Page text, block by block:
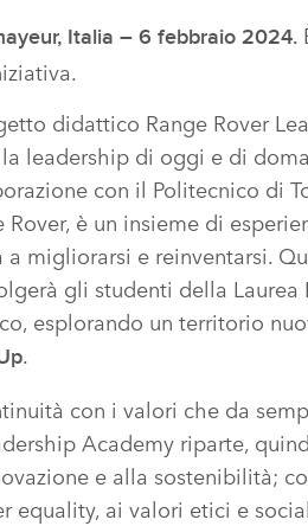
Italia – 6 febbraio 2024.
didattico Range Rover
leadership di oggi e di
con il Politecnico di
Rover, è un insieme di
a migliorarsi e reinventarsi.
gli studenti della
esplorando un territorio
.
con i valori che da
Academy riparte,
e alla sostenibilità;
equality, ai valori etici e